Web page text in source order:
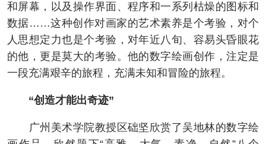
和屏幕，以及操作界面、程序和一系列枯燥的图标和
数据……这种创作对画家的艺术素养是个考验，对个
人思想定力也是个考验，对年近八旬、容易头昏眼花
的他，更是莫大的考验。他的数字绘画创作，注定是
一段充满艰辛的旅程，充满未知和冒险的旅程。
“创造才能出奇迹”
广州美术学院教授区础坚欣赏了吴地林的数字绘